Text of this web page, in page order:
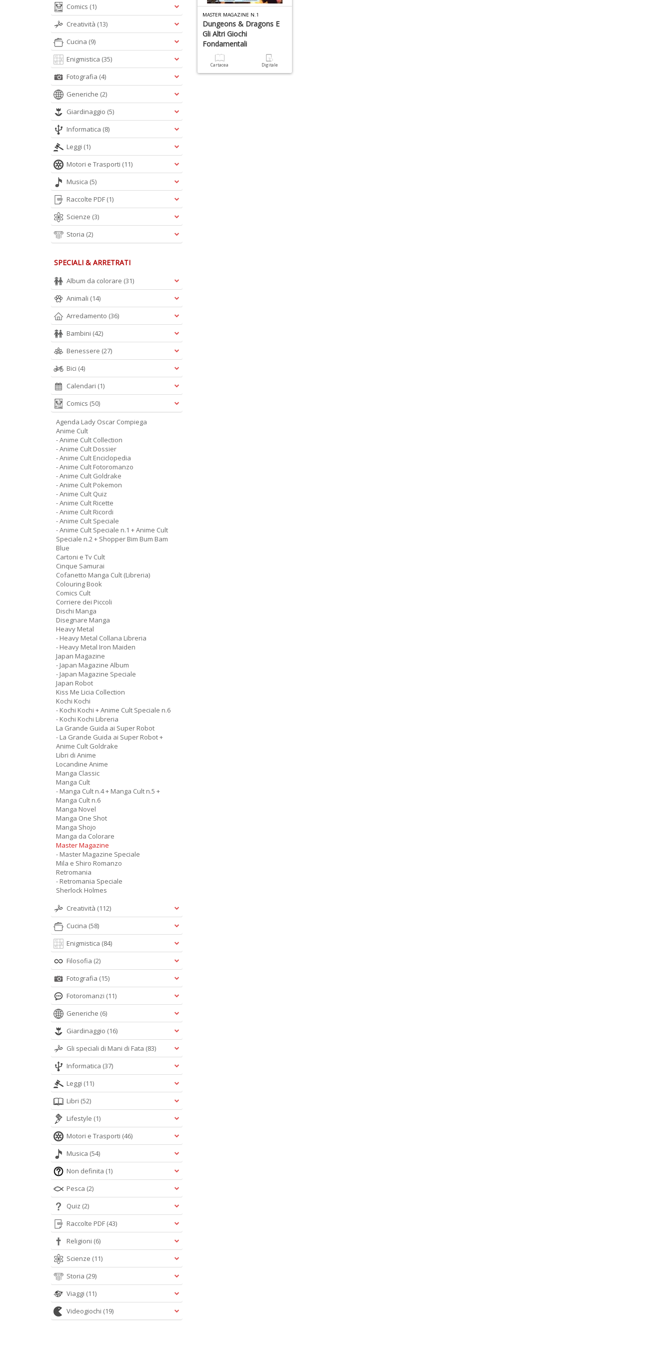
MASTER MAGAZINE N.1
Dungeons & Dragons E
Gli Altri Giochi
Fondamentali
Cartacea Digitale
Comics (1)
Creatività (13)
Cucina (9)
Enigmistica (35)
Fotografia (4)
Generiche (2)
Giardinaggio (5)
Informatica (8)
Leggi (1)
Motori e Trasporti (11)
Musica (5)
Raccolte PDF (1)
Scienze (3)
Storia (2)
SPECIALI & ARRETRATI
Album da colorare (31)
Animali (14)
Arredamento (36)
Bambini (42)
Benessere (27)
Bici (4)
Calendari (1)
Comics (50)
Agenda Lady Oscar Compiega
Anime Cult
- Anime Cult Collection
- Anime Cult Dossier
- Anime Cult Enciclopedia
- Anime Cult Fotoromanzo
- Anime Cult Goldrake
- Anime Cult Pokemon
- Anime Cult Quiz
- Anime Cult Ricette
- Anime Cult Ricordi
- Anime Cult Speciale
- Anime Cult Speciale n.1 + Anime Cult
Speciale n.2 + Shopper Bim Bum Bam
Blue
Cartoni e Tv Cult
Cinque Samurai
Cofanetto Manga Cult (Libreria)
Colouring Book
Comics Cult
Corriere dei Piccoli
Dischi Manga
Disegnare Manga
Heavy Metal
- Heavy Metal Collana Libreria
- Heavy Metal Iron Maiden
Japan Magazine
- Japan Magazine Album
- Japan Magazine Speciale
Japan Robot
Kiss Me Licia Collection
Kochi Kochi
- Kochi Kochi + Anime Cult Speciale n.6
- Kochi Kochi Libreria
La Grande Guida ai Super Robot
- La Grande Guida ai Super Robot +
Anime Cult Goldrake
Libri di Anime
Locandine Anime
Manga Classic
Manga Cult
- Manga Cult n.4 + Manga Cult n.5 +
Manga Cult n.6
Manga Novel
Manga One Shot
Manga Shojo
Manga da Colorare
Master Magazine
- Master Magazine Speciale
Mila e Shiro Romanzo
Retromania
- Retromania Speciale
Sherlock Holmes
Creatività (112)
Cucina (58)
Enigmistica (84)
Filosofia (2)
Fotografia (15)
Fotoromanzi (11)
Generiche (6)
Giardinaggio (16)
Gli speciali di Mani di Fata (83)
Informatica (37)
Leggi (11)
Libri (52)
Lifestyle (1)
Motori e Trasporti (46)
Musica (54)
Non definita (1)
Pesca (2)
Quiz (2)
Raccolte PDF (43)
Religioni (6)
Scienze (11)
Storia (29)
Viaggi (11)
Videogiochi (19)